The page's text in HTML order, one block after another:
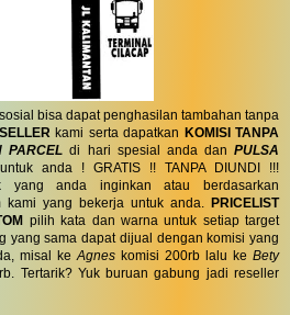
bisa dapat penghasilan tambahan tanpa
kami serta dapatkan KOMISI TANPA
PARCEL di hari spesial anda danPULSA
untuk anda ! GRATIS !! TANPA DIUNDI !!!
yang anda inginkan atau berdasarkan
kami yang bekerja untuk anda. PRICELIST
pilih kata dan warna untuk setiap target
yang sama dapat dijual dengan komisi yang
misal keAgnes komisi 200rb lalu ke Bety
Tertarik? Yuk buruan gabung jadi reseller